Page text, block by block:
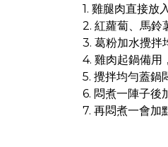
1. 雞腿肉直接放
2. 紅蘿蔔、馬鈴
3. 葛粉加水攪拌
4. 雞肉起鍋備用
5. 攪拌均勻蓋鍋
6. 悶煮一陣子後
7. 再悶煮一會加